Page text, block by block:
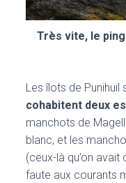
Très vite, le
Les îlots de Punihuil
cohabitent deux
manchots de
blanc, et les
(ceux-là qu’on avait
faute aux courants